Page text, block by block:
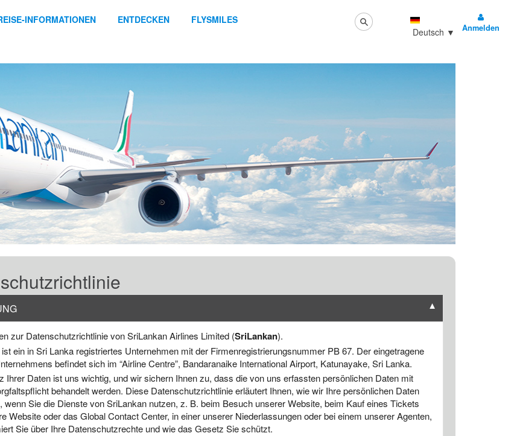
INFORMATIONEN ENTDECKEN
FLYSMILES
Deutsch ▼ Anmelden
▼
zur Datenschutzrichtlinie von SriLankan Airlines Limited (SriLankan).
ein in Sri Lanka registriertes Unternehmen mit der Firmenregistrierungsnummer PB 67. Der eingetragene
befindet sich im “Airline Centre”, Bandaranaike International Airport, Katunayake, Sri Lanka.
Ihrer Daten ist uns wichtig, und wir sichern Ihnen zu, dass die von uns erfassten persönlichen Daten mit
behandelt werden. Diese Datenschutzrichtlinie erläutert Ihnen, wie wir Ihre persönlichen Daten
wenn Sie die Dienste von SriLankan nutzen, z. B. beim Besuch unserer Website, beim Kauf eines Tickets
Website oder das Global Contact Center, in einer unserer Niederlassungen oder bei einem unserer Agenten,
Sie über Ihre Datenschutzrechte und wie das Gesetz Sie schützt.